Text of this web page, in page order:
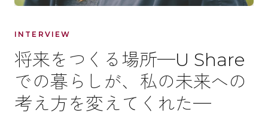
INTERVIEW
将来をつくる場所─U Share
での暮らしが、私の未来への
考え方を変えてくれた─